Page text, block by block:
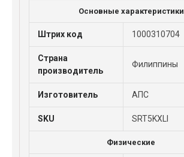
Основные характеристики
Штрих код 1000310704
Страна
производитель
Филиппины
Изготовитель АПС
SKU SRT5KXLI
Физические